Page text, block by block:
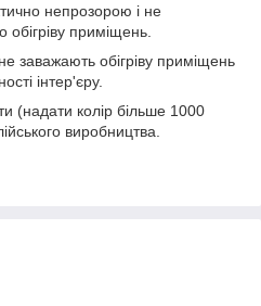
непрозорою і не
приміщень.
заважають обігріву приміщень
інтер'єру.
(надати колір більше 1000
виробництва.